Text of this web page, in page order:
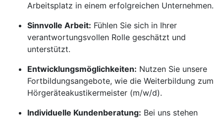
Arbeitsplatz in einem erfolgreichen Unternehmen.
Sinnvolle Arbeit: Fühlen Sie sich in Ihrer
verantwortungsvollen Rolle geschätzt und
unterstützt.
Entwicklungsmöglichkeiten: Nutzen Sie unsere
Fortbildungsangebote, wie die Weiterbildung zum
Hörgeräteakustikermeister (m/w/d).
Individuelle Kundenberatung: Bei uns stehen